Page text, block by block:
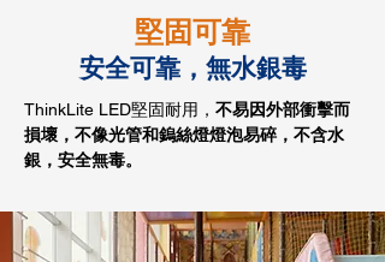
堅固可靠
安全可靠，無水銀毒
ThinkLite LED堅固耐用， 不易因外部衝擊而
損壞，不像光管和鎢絲燈燈泡易碎，不含水
銀 ， 安全無毒。